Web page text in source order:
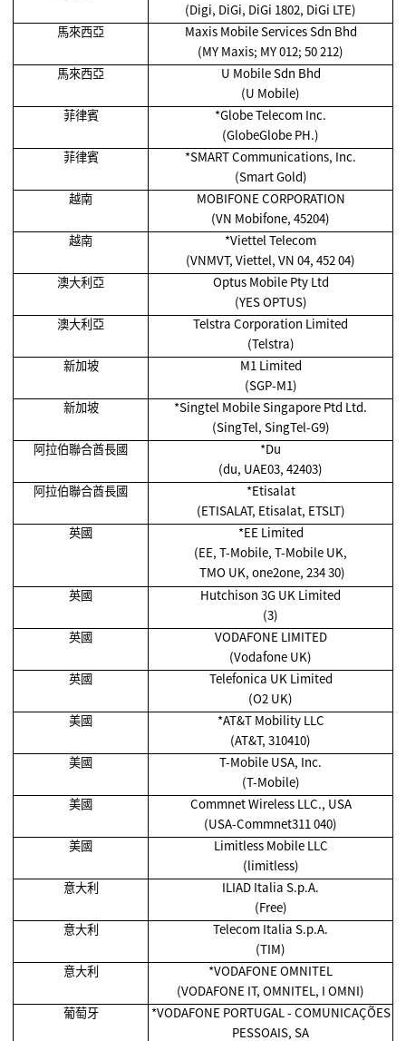
(Digi, DiGi, DiGi 1802, DiGi LTE)
馬來西亞
Maxis Mobile Services Sdn Bhd
(MY Maxis; MY 012; 50 212)
馬來西亞
U Mobile Sdn Bhd
(U Mobile)
菲律賓
*Globe Telecom Inc.
(GlobeGlobe PH.)
菲律賓
*SMART Communications, Inc.
(Smart Gold)
越南
MOBIFONE CORPORATION
(VN Mobifone, 45204)
越南
*Viettel Telecom
(VNMVT, Viettel, VN 04, 452 04)
澳大利亞
Optus Mobile Pty Ltd
(YES OPTUS)
澳大利亞
Telstra Corporation Limited
(Telstra)
新加坡
M1 Limited
(SGP-M1)
新加坡
*Singtel Mobile Singapore Ptd Ltd.
(SingTel, SingTel-G9)
阿拉伯聯合酋長國
*Du
(du, UAE03, 42403)
阿拉伯聯合酋長國
*Etisalat
(ETISALAT, Etisalat, ETSLT)
英國
*EE Limited
(EE, T-Mobile, T-Mobile UK,
TMO UK, one2one, 234 30)
英國
Hutchison 3G UK Limited
(3)
英國
VODAFONE LIMITED
(Vodafone UK)
英國
Telefonica UK Limited
(O2 UK)
美國
*AT&T Mobility LLC
(AT&T, 310410)
美國
T-Mobile USA, Inc.
(T-Mobile)
美國
Commnet Wireless LLC., USA
(USA-Commnet311 040)
美國
Limitless Mobile LLC
(limitless)
意大利
ILIAD Italia S.p.A.
(Free)
意大利
Telecom Italia S.p.A.
(TIM)
意大利
*VODAFONE OMNITEL
(VODAFONE IT, OMNITEL, I OMNI)
葡萄牙
*VODAFONE PORTUGAL - COMUNICAÇÕES
PESSOAIS, SA